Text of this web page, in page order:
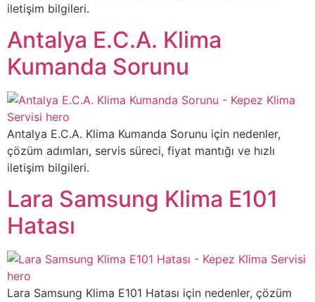
iletişim bilgileri.
Antalya E.C.A. Klima
Kumanda Sorunu
Antalya E.C.A. Klima Kumanda Sorunu için nedenler,
çözüm adımları, servis süreci, fiyat mantığı ve hızlı
iletişim bilgileri.
Lara Samsung Klima E101
Hatası
Lara Samsung Klima E101 Hatası için nedenler, çözüm